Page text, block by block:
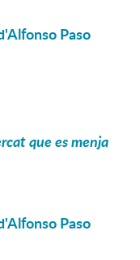
Paso
que es menja
Paso